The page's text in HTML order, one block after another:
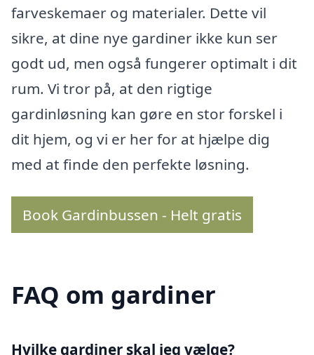
farveskemaer og materialer. Dette vil
sikre, at dine nye gardiner ikke kun ser
godt ud, men også fungerer optimalt i dit
rum. Vi tror på, at den rigtige
gardinløsning kan gøre en stor forskel i
dit hjem, og vi er her for at hjælpe dig
med at finde den perfekte løsning.
Book Gardinbussen - Helt gratis
FAQ om gardiner
Hvilke gardiner skal jeg vælge?